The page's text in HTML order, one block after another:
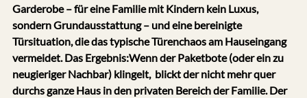
Garderobe – für eine Familie mit Kindern kein Luxus,
sondern Grundausstattung – und eine bereinigte
Türsituation, die das typische Türenchaos am Hauseingang
vermeidet. Das Ergebnis:Wenn der Paketbote (oder ein zu
neugieriger Nachbar) klingelt,  blickt der nicht mehr quer
durchs ganze Haus in den privaten Bereich der Familie. Der